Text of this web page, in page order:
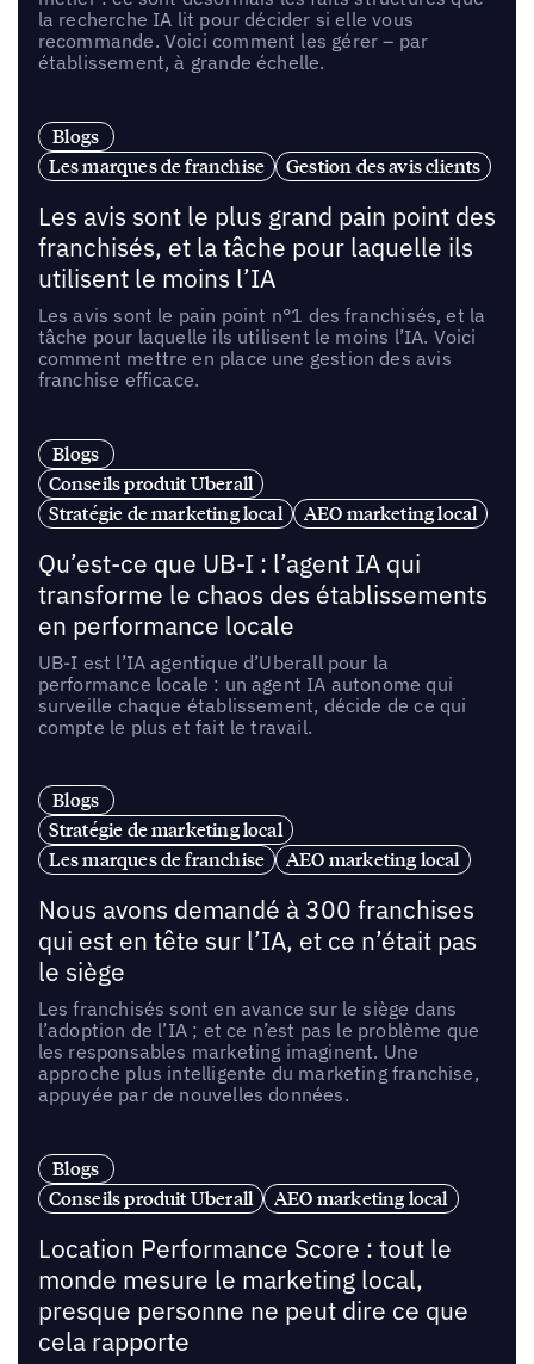
la recherche IA lit pour décider si elle vous
recommande. Voici comment les gérer – par
établissement, à grande échelle.
Blogs
Les marques de franchise
Gestion des avis clients
Les avis sont le plus grand pain point des
franchisés, et la tâche pour laquelle ils
utilisent le moins l’IA
Les avis sont le pain point n°1 des franchisés, et la
tâche pour laquelle ils utilisent le moins l’IA. Voici
comment mettre en place une gestion des avis
franchise efficace.
Blogs
Conseils produit Uberall
Stratégie de marketing local
AEO marketing local
Qu’est-ce que UB-I : l’agent IA qui
transforme le chaos des établissements
en performance locale
UB-I est l’IA agentique d’Uberall pour la
performance locale : un agent IA autonome qui
surveille chaque établissement, décide de ce qui
compte le plus et fait le travail.
Blogs
Stratégie de marketing local
Les marques de franchise
AEO marketing local
Nous avons demandé à 300 franchises
qui est en tête sur l’IA, et ce n’était pas
le siège
Les franchisés sont en avance sur le siège dans
l’adoption de l’IA ; et ce n’est pas le problème que
les responsables marketing imaginent. Une
approche plus intelligente du marketing franchise,
appuyée par de nouvelles données.
Blogs
Conseils produit Uberall
AEO marketing local
Location Performance Score : tout le
monde mesure le marketing local,
presque personne ne peut dire ce que
cela rapporte